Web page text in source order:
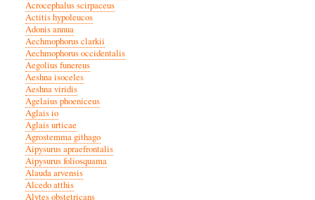
Acrocephalus scirpaceus
Actitis hypoleucos
Adonis annua
Aechmophorus clarkii
Aechmophorus occidentalis
Aegolius funereus
Aeshna isoceles
Aeshna viridis
Agelaius phoeniceus
Aglais io
Aglais urticae
Agrostemma githago
Aipysurus apraefrontalis
Aipysurus foliosquama
Alauda arvensis
Alcedo atthis
Alytes obstetricans